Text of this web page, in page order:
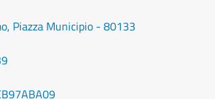
Piazza Municipio - 80133